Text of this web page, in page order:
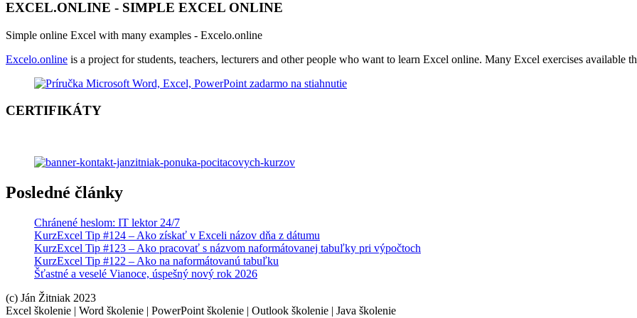
EXCEL.ONLINE - SIMPLE EXCEL ONLINE
Simple online Excel with many examples - Excelo.online
Excelo.online is a project for students, teachers, lecturers and other people who want to learn Excel online. Many Excel exercises available
CERTIFIKÁTY
Posledné články
Chránené heslom: IT lektor 24/7
KurzExcel Tip #124 – Ako získať v Exceli názov dňa z dátumu
KurzExcel Tip #123 – Ako pracovať s názvom naformátovanej tabuľky pri výpočtoch
KurzExcel Tip #122 – Ako na naformátovanú tabuľku
Šťastné a veselé Vianoce, úspešný nový rok 2026
(c) Ján Žitniak 2023
Excel školenie | Word školenie | PowerPoint školenie | Outlook školenie | Java školenie